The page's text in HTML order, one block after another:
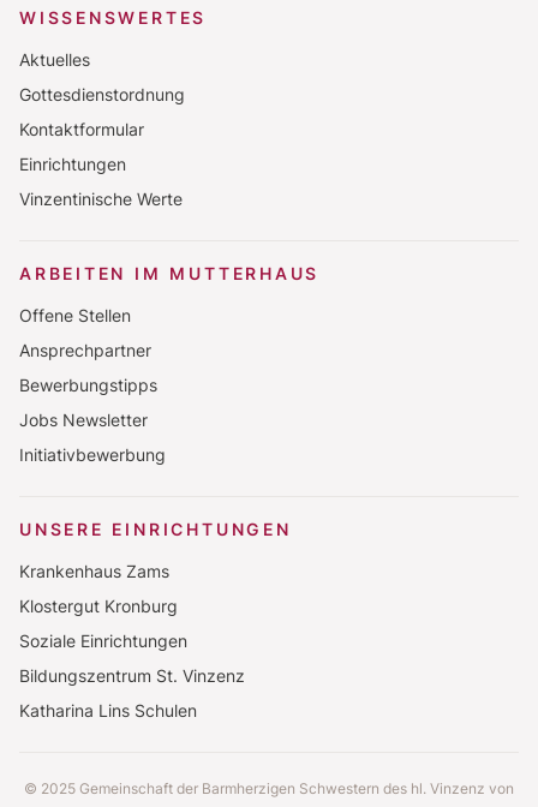
WISSENSWERTES
Aktuelles
Gottesdienstordnung
Kontaktformular
Einrichtungen
Vinzentinische Werte
ARBEITEN IM MUTTERHAUS
Offene Stellen
Ansprechpartner
Bewerbungstipps
Jobs Newsletter
Initiativbewerbung
UNSERE EINRICHTUNGEN
Krankenhaus Zams
Klostergut Kronburg
Soziale Einrichtungen
Bildungszentrum St. Vinzenz
Katharina Lins Schulen
© 2025 Gemeinschaft der Barmherzigen Schwestern des hl. Vinzenz von